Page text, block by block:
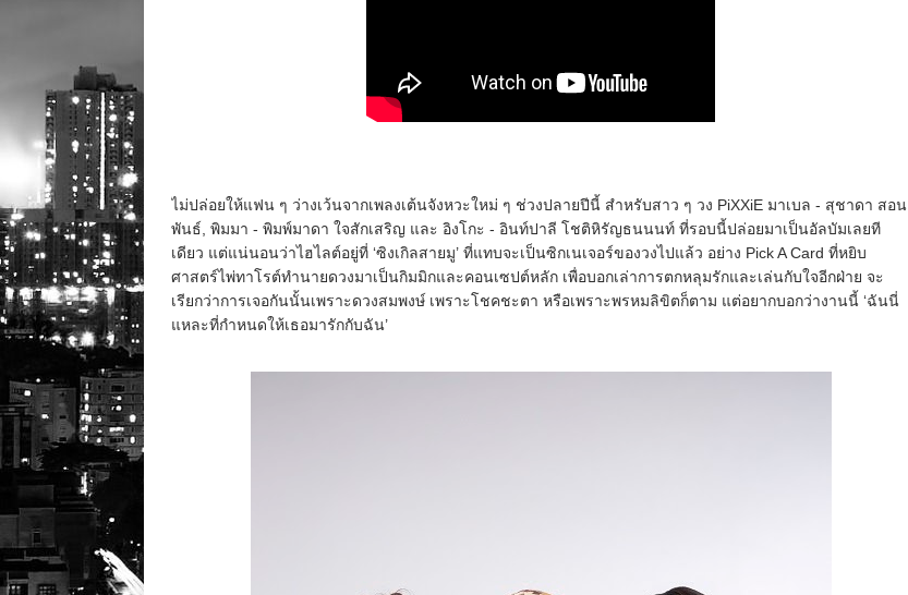
ไม่ปล่อยให้แฟน ๆ ว่างเว้นจากเพลงเต้นจังหวะใหม่ ๆ ช่วงปลายปีนี้ สำหรับสาว ๆ วง PiXXiE มาเบล - สุชาดา สอน
พันธ์, พิมมา - พิมพ์มาดา ใจสักเสริญ และ อิงโกะ - อินท์ปาลี โชติหิรัญธนนนท์ ที่รอบนี้ปล่อยมาเป็นอัลบัมเลยที
เดียว แต่แน่นอนว่าไฮไลต์อยู่ที่ ‘ซิงเกิลสายมู’ ที่แทบจะเป็นซิกเนเจอร์ของวงไปแล้ว อย่าง Pick A Card ที่หยิบ
ศาสตร์ไพ่ทาโรต์ทำนายดวงมาเป็นกิมมิกและคอนเซปต์หลัก เพื่อบอกเล่าการตกหลุมรักและเล่นกับใจอีกฝ่าย จะ
เรียกว่าการเจอกันนั้นเพราะดวงสมพงษ์ เพราะโชคชะตา หรือเพราะพรหมลิขิตก็ตาม แต่อยากบอกว่างานนี้ ‘ฉันนี่
แหละที่กำหนดให้เธอมารักกับฉัน’